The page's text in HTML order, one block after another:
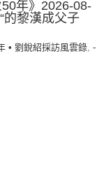
年》2026-08-
的黎漢成父子
• 劉銳紹採訪風雲錄, -